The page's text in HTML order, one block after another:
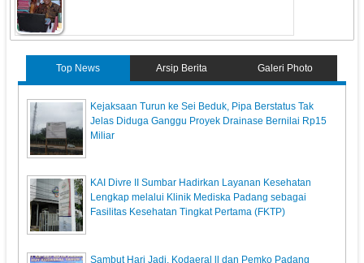
Top News Arsip Berita Galeri Photo
Kejaksaan Turun ke Sei Beduk, Pipa Berstatus Tak
Jelas Diduga Ganggu Proyek Drainase Bernilai Rp15
Miliar
KAI Divre II Sumbar Hadirkan Layanan Kesehatan
Lengkap melalui Klinik Mediska Padang sebagai
Fasilitas Kesehatan Tingkat Pertama (FKTP)
Sambut Hari Jadi, Kodaeral ll dan Pemko Padang